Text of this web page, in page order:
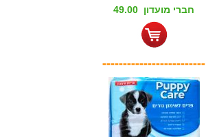
חברי מועדון 49.00
-------------------------